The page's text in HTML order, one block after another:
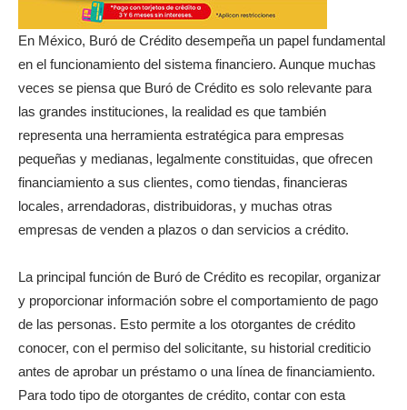
En México, Buró de Crédito desempeña un papel fundamental
en el funcionamiento del sistema financiero. Aunque muchas
veces se piensa que Buró de Crédito es solo relevante para
las grandes instituciones, la realidad es que también
representa una herramienta estratégica para empresas
pequeñas y medianas, legalmente constituidas, que ofrecen
financiamiento a sus clientes, como tiendas, financieras
locales, arrendadoras, distribuidoras, y muchas otras
empresas de venden a plazos o dan servicios a crédito.
La principal función de Buró de Crédito es recopilar, organizar
y proporcionar información sobre el comportamiento de pago
de las personas. Esto permite a los otorgantes de crédito
conocer, con el permiso del solicitante, su historial crediticio
antes de aprobar un préstamo o una línea de financiamiento.
Para todo tipo de otorgantes de crédito, contar con esta